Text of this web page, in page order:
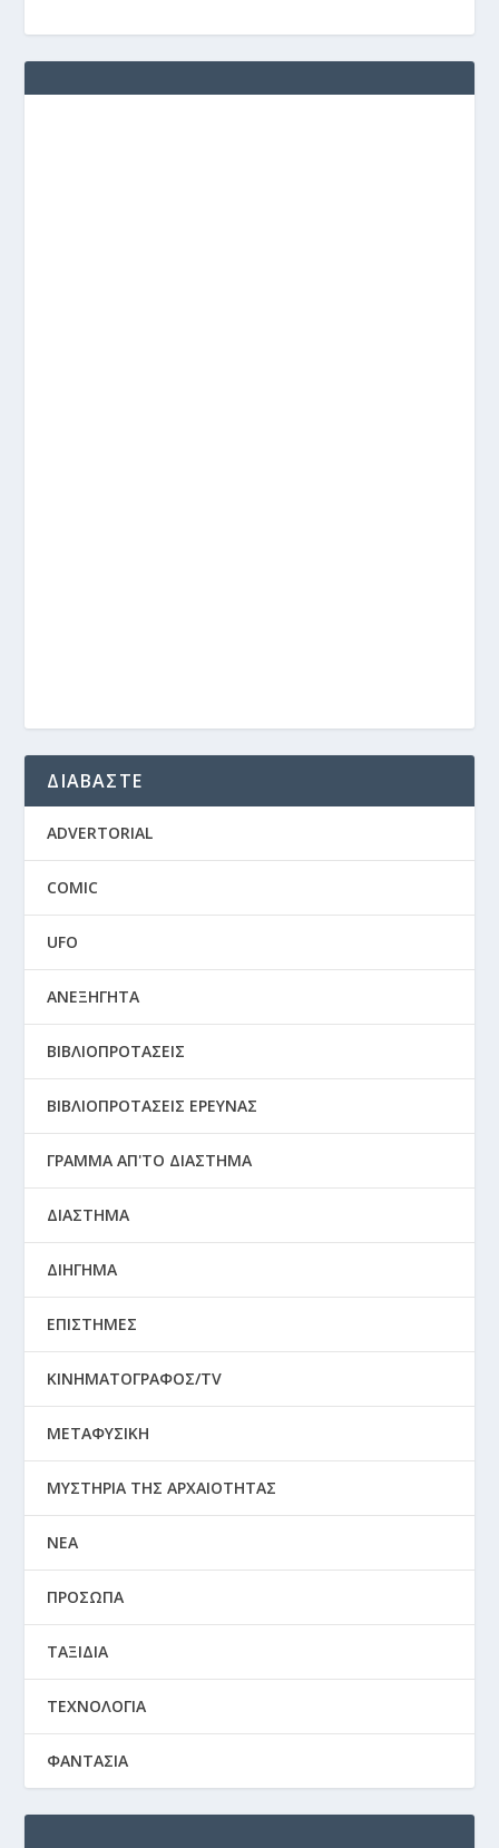
ΔΙΑΒΑΣΤΕ
ADVERTORIAL
COMIC
UFO
ΑΝΕΞΗΓΗΤΑ
ΒΙΒΛΙΟΠΡΟΤΑΣΕΙΣ
ΒΙΒΛΙΟΠΡΟΤΑΣΕΙΣ ΕΡΕΥΝΑΣ
ΓΡΑΜΜΑ ΑΠ'ΤΟ ΔΙΑΣΤΗΜΑ
ΔΙΑΣΤΗΜΑ
ΔΙΗΓΗΜΑ
ΕΠΙΣΤΗΜΕΣ
ΚΙΝΗΜΑΤΟΓΡΑΦΟΣ/TV
ΜΕΤΑΦΥΣΙΚΗ
ΜΥΣΤΗΡΙΑ ΤΗΣ ΑΡΧΑΙΟΤΗΤΑΣ
ΝΕΑ
ΠΡΟΣΩΠΑ
ΤΑΞΙΔΙΑ
ΤΕΧΝΟΛΟΓΙΑ
ΦΑΝΤΑΣΙΑ